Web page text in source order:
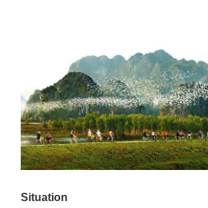
Situation